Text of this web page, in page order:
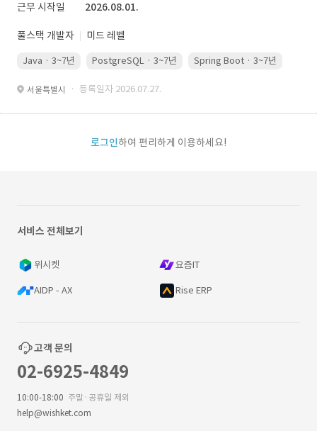
근무 시작일
2026.08.01.
풀스택 개발자 미드 레벨
Java · 3~7년 PostgreSQL · 3~7년 Spring Boot · 3~7년
서울특별시 · 등록일자 2026.07.27.
로그인하여 편리하게 이용하세요!
서비스 전체보기
위시켓 요즘IT
AIDP - AX Rise ERP
고객 문의
02-6925-4849
10:00-18:00 주말·공휴일 제외
help@wishket.com